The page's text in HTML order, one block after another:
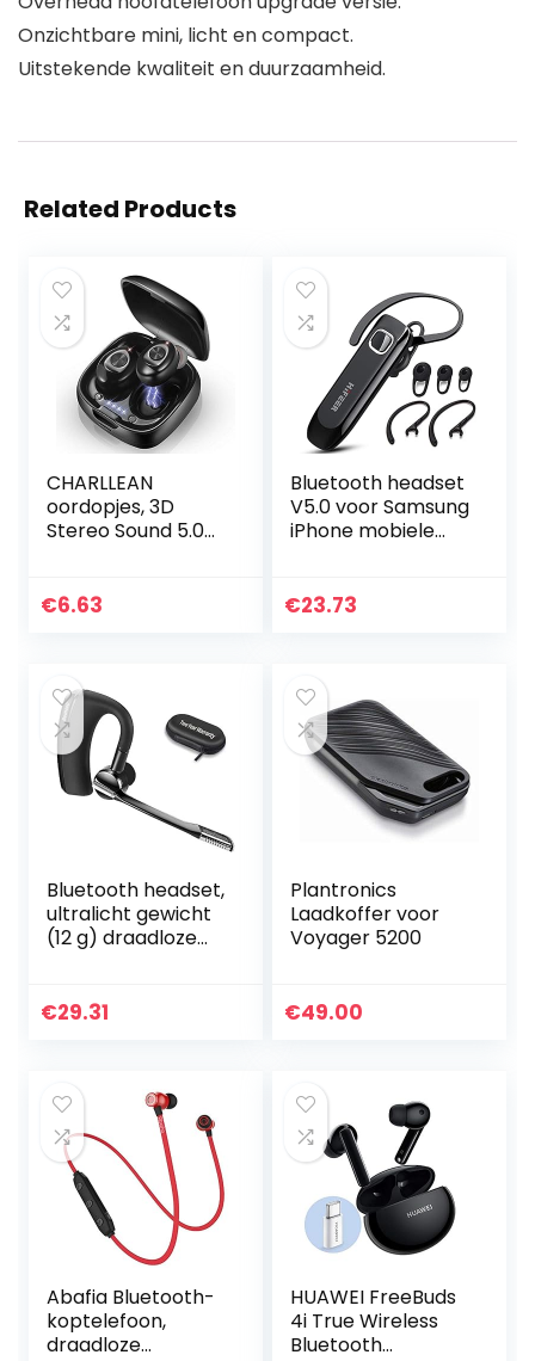
Onzichtbare mini, licht en compact.
Uitstekende kwaliteit en duurzaamheid.
Related Products
CHARLLEAN
oordopjes, 3D
Stereo Sound 5.0
koppeling,
€6.63
Bluetooth headset
V5.0 voor Samsung
iPhone mobiele
Bluetooth in oor
€23.73
Bluetooth headset,
ultralicht gewicht
(12 g) draadloze
voor alle mobiele
€29.31
Plantronics
Laadkoffer voor
Voyager 5200
€49.00
Abafia Bluetooth-
koptelefoon,
draadloze
HUAWEI FreeBuds
4i True Wireless
Bluetooth